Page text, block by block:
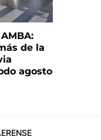
de la
agosto